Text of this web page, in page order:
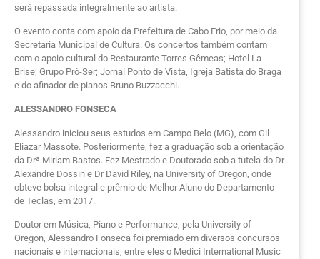
será repassada integralmente ao artista.
O evento conta com apoio da Prefeitura de Cabo Frio, por meio da
Secretaria Municipal de Cultura. Os concertos também contam
com o apoio cultural do Restaurante Torres Gêmeas; Hotel La
Brise; Grupo Pró-Ser; Jornal Ponto de Vista, Igreja Batista do Braga
e do afinador de pianos Bruno Buzzacchi.
ALESSANDRO FONSECA
Alessandro iniciou seus estudos em Campo Belo (MG), com Gil
Eliazar Massote. Posteriormente, fez a graduação sob a orientação
da Drª Miriam Bastos. Fez Mestrado e Doutorado sob a tutela do Dr
Alexandre Dossin e Dr David Riley, na University of Oregon, onde
obteve bolsa integral e prêmio de Melhor Aluno do Departamento
de Teclas, em 2017.
Doutor em Música, Piano e Performance, pela University of
Oregon, Alessandro Fonseca foi premiado em diversos concursos
nacionais e internacionais, entre eles o Medici International Music